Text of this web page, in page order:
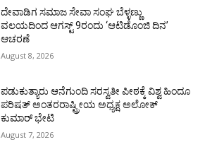
ದೇವಾಡಿಗ ಸಮಾಜ ಸೇವಾ ಸಂಘ ಬೆಳ್ಳಣ್ಣು
ವಲಯದಿಂದ ಆಗಸ್ಟ್ 9ರಂದು ‘ಆಟಿಡೊಂಜಿ ದಿನ’
ಆಚರಣೆ
August 8, 2026
ಪಡುಕುತ್ಯಾರು ಆನೆಗುಂದಿ ಸರಸ್ವತೀ ಪೀಠಕ್ಕೆ ವಿಶ್ವ ಹಿಂದೂ
ಪರಿಷತ್ ಅಂತರರಾಷ್ಟ್ರೀಯ ಅಧ್ಯಕ್ಷ ಅಲೋಕ್
ಕುಮಾರ್ ಭೇಟಿ
August 7, 2026